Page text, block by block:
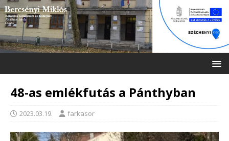
48-as emlékfutás a Pánthyban
2023.03.19. farkasor